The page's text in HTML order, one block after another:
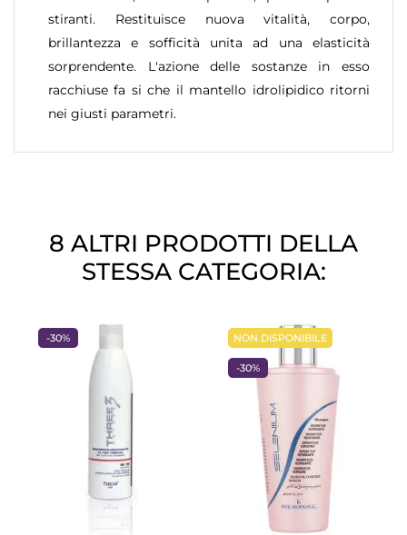
stiranti. Restituisce nuova vitalità, corpo,
brillantezza e sofficità unita ad una elasticità
sorprendente. L'azione delle sostanze in esso
racchiuse fa si che il mantello idrolipidico ritorni
nei giusti parametri.
8 ALTRI PRODOTTI DELLA
STESSA CATEGORIA:
-30% NON DISPONIBILE
-30%